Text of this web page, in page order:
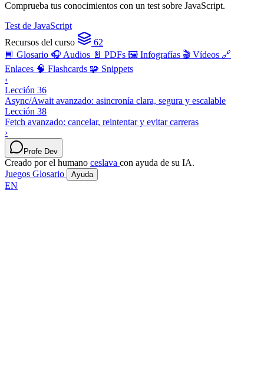
Comprueba tus conocimientos con un test sobre JavaScript.
Test de JavaScript
Recursos del curso
62
📘 Glosario 🎧 Audios 📄 PDFs 🖼️ Infografías 🎬 Vídeos 🔗
Enlaces 🧠 Flashcards 🧩 Snippets
‹
Lección 36
Async/Await avanzado: asincronía clara, segura y escalable
Lección 38
Fetch avanzado: cancelar, reintentar y evitar carreras
›
Profe Dev
Creado por el humano ceslava con ayuda de su IA.
Juegos Glosario Ayuda
EN